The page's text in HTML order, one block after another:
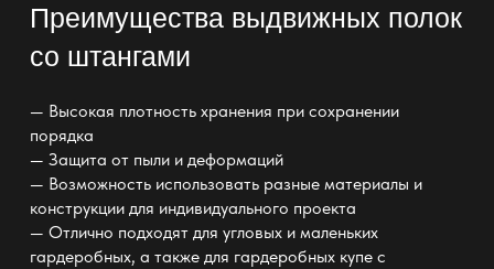
Преимущества выдвижных полок
со штангами
— Высокая плотность хранения при сохранении
порядка
— Защита от пыли и деформаций
— Возможность использовать разные материалы и
конструкции для индивидуального проекта
— Отлично подходят для угловых и маленьких
гардеробных, а также для гардеробных купе с